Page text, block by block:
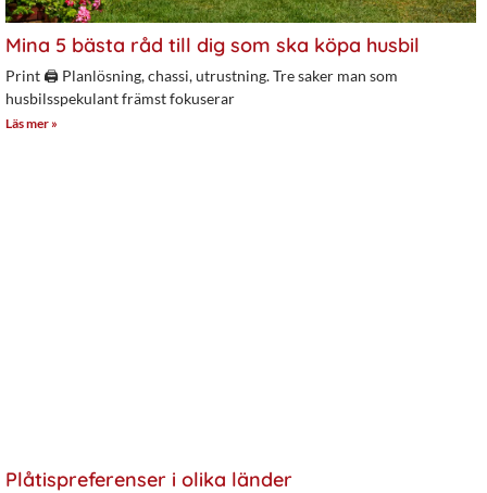
Mina 5 bästa råd till dig som ska köpa husbil
Print 🖨 Planlösning, chassi, utrustning. Tre saker man som
husbilsspekulant främst fokuserar
Läs mer »
Plåtispreferenser i olika länder